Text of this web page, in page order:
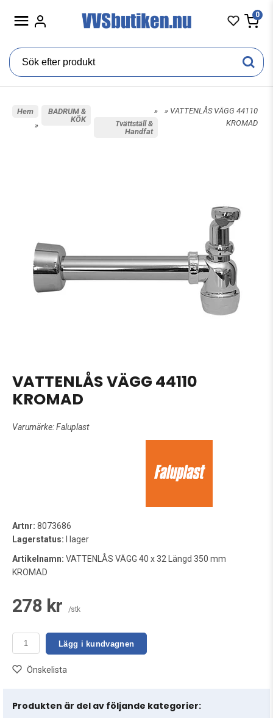
0
Hem
»
BADRUM &
KÖK
»
Tvättställ &
Handfat
» VATTENLÅS VÄGG 44110
KROMAD
VATTENLÅS VÄGG 44110
KROMAD
Varumärke:Faluplast
Artnr: 8073686
Lagerstatus: I lager
Artikelnamn: VATTENLÅS VÄGG 40 x 32 Längd 350 mm
KROMAD
278 kr /stk
Lägg i kundvagnen
Önskelista
Produkten är del av följande kategorier: